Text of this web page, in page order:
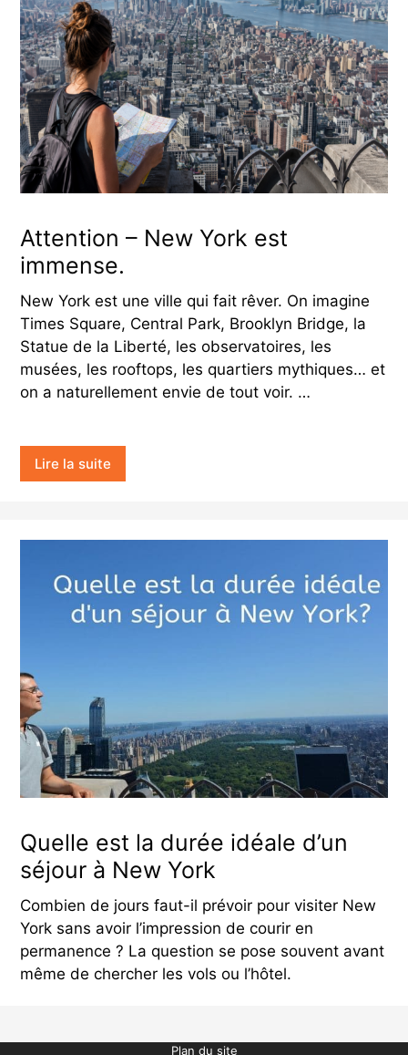
Attention – New York est
immense.
New York est une ville qui fait rêver. On imagine
Times Square, Central Park, Brooklyn Bridge, la
Statue de la Liberté, les observatoires, les
musées, les rooftops, les quartiers mythiques… et
on a naturellement envie de tout voir. …
Lire la suite
Quelle est la durée idéale d’un
séjour à New York
Combien de jours faut-il prévoir pour visiter New
York sans avoir l’impression de courir en
permanence ? La question se pose souvent avant
même de chercher les vols ou l’hôtel.
Plan du site